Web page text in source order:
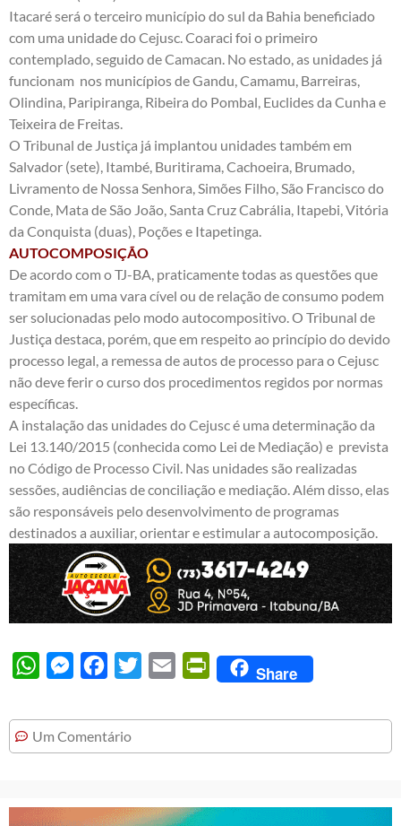
Itacaré será o terceiro município do sul da Bahia beneficiado
com uma unidade do Cejusc. Coaraci foi o primeiro
contemplado, seguido de Camacan. No estado, as unidades já
funcionam nos municípios de Gandu, Camamu, Barreiras,
Olindina, Paripiranga, Ribeira do Pombal, Euclides da Cunha e
Teixeira de Freitas.
O Tribunal de Justiça já implantou unidades também em
Salvador (sete), Itambé, Buritirama, Cachoeira, Brumado,
Livramento de Nossa Senhora, Simões Filho, São Francisco do
Conde, Mata de São João, Santa Cruz Cabrália, Itapebi, Vitória
da Conquista (duas), Poções e Itapetinga.
AUTOCOMPOSIÇÃO
De acordo com o TJ-BA, praticamente todas as questões que
tramitam em uma vara cível ou de relação de consumo podem
ser solucionadas pelo modo autocompositivo. O Tribunal de
Justiça destaca, porém, que em respeito ao princípio do devido
processo legal, a remessa de autos de processo para o Cejusc
não deve ferir o curso dos procedimentos regidos por normas
específicas.
A instalação das unidades do Cejusc é uma determinação da
Lei 13.140/2015 (conhecida como Lei de Mediação) e prevista
no Código de Processo Civil. Nas unidades são realizadas
sessões, audiências de conciliação e mediação. Além disso, elas
são responsáveis pelo desenvolvimento de programas
destinados a auxiliar, orientar e estimular a autocomposição.
WhatsAppMessengerFacebook
Twitter Email PrintFriendly
Share
Um Comentário